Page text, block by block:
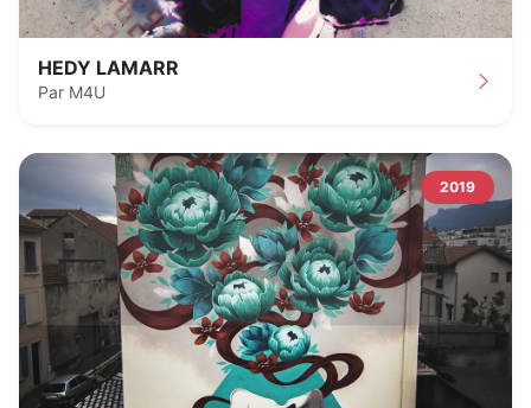
HEDY LAMARR
Par M4U
2019